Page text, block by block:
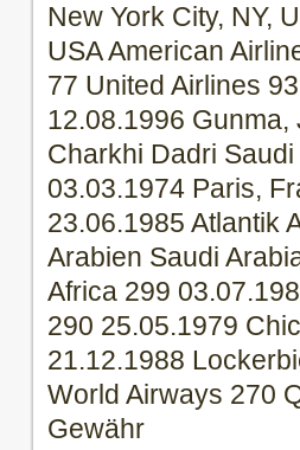
New York City, NY,
USA American
77 United Airlines
12.08.1996
Charkhi Dadri
03.03.1974 Paris,
23.06.1985 Atlantik
Arabien Saudi
Africa 299
290 25.05.1979
21.12.1988
World Airways 270
Gewähr